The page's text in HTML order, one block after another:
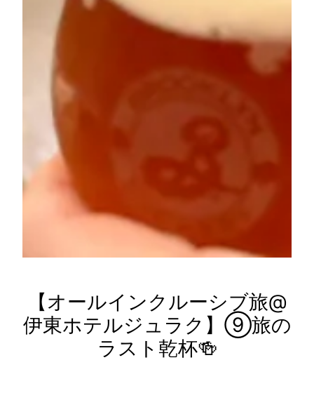
【オールインクルーシブ旅@
伊東ホテルジュラク】⑨旅の
ラスト乾杯🍻